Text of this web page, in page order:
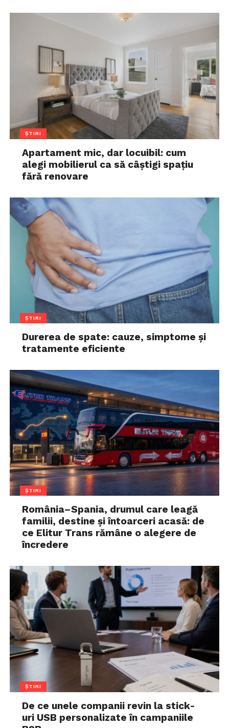
ȘTIRI
Apartament mic, dar locuibil: cum
alegi mobilierul ca să câștigi spațiu
fără renovare
ȘTIRI
Durerea de spate: cauze, simptome și
tratamente eficiente
ȘTIRI
România–Spania, drumul care leagă
familii, destine și întoarceri acasă: de
ce Elitur Trans rămâne o alegere de
încredere
ȘTIRI
De ce unele companii revin la stick-
uri USB personalizate în campaniile